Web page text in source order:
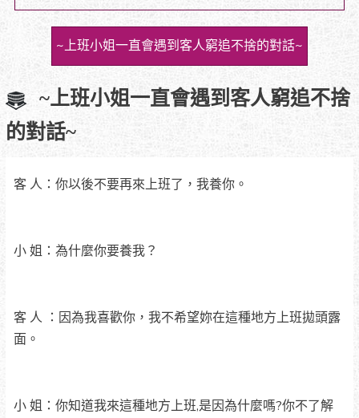
~上班小姐一直會遇到客人窮追不捨的對話~
~上班小姐一直會遇到客人窮追不捨
的對話~
客 人：你以後不要再來上班了，我養你。
小 姐：為什麼你要養我？
客 人 ：因為我喜歡你，我不希望妳在這種地方上班拋頭露
面。
小 姐：你知道我來這種地方上班,是因為什麼嗎?你不了解